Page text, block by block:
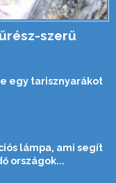
szerű
egy tarisznyarákot
lámpa, ami segít
országok...